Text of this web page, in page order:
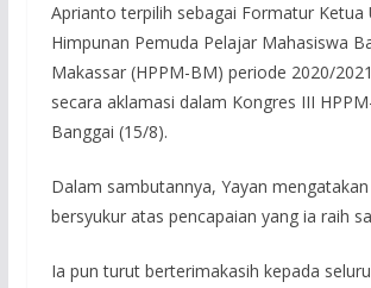
Aprianto terpilih sebagai Formatur Ketua
Himpunan Pemuda Pelajar Mahasiswa
Makassar (HPPM-BM) periode 2020/
secara aklamasi dalam Kongres III
Banggai (15/8).
Dalam sambutannya, Yayan
bersyukur atas pencapaian yang ia raih
Ia pun turut berterimakasih kepada